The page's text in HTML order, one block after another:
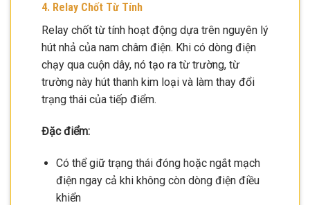
4. Relay Chốt Từ Tính
Relay chốt từ tính hoạt động dựa trên nguyên lý
hút nhả của nam châm điện. Khi có dòng điện
chạy qua cuộn dây, nó tạo ra từ trường, từ
trường này hút thanh kim loại và làm thay đổi
trạng thái của tiếp điểm.
Đặc điểm:
Có thể giữ trạng thái đóng hoặc ngắt mạch
điện ngay cả khi không còn dòng điện điều
khiển